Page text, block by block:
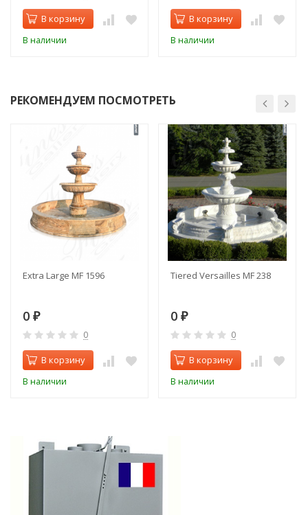
В корзину
В наличии
В корзину
В наличии
РЕКОМЕНДУЕМ ПОСМОТРЕТЬ
Extra Large MF 1596
0 ₽
0
В корзину
В наличии
Tiered Versailles MF 238
0 ₽
0
В корзину
В наличии